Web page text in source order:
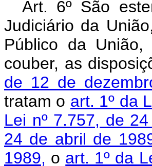
Art. 6º São
Judiciário da
Público da
couber, as
de 12 de
tratam o art. 1º da
Lei nº 7.757, de
24 de abril de
1989, o art. 1º da